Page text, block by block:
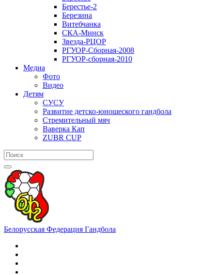
Берестье-2
Березина
Витебчанка
СКА-Минск
Звезда-РЦОР
РГУОР-Сборная-2008
РГУОР-сборная-2010
Медиа
Фото
Видео
Детям
СУСУ
Развитие детско-юношеского гандбола
Стремительный мяч
Ваверка Кап
ZUBR CUP
Белорусская Федерация Гандбола